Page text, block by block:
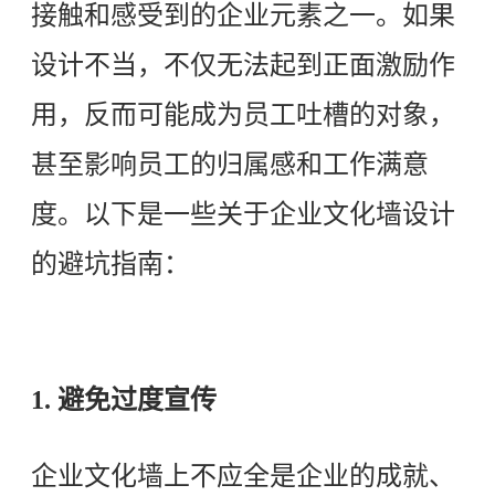
接触和感受到的企业元素之一。如果
设计不当，不仅无法起到正面激励作
用，反而可能成为员工吐槽的对象，
甚至影响员工的归属感和工作满意
度。以下是一些关于企业文化墙设计
的避坑指南：
1. 避免过度宣传
企业文化墙上不应全是企业的成就、